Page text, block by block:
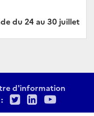
du 24 au 30 juillet
d'information
TwitterLinkedIn